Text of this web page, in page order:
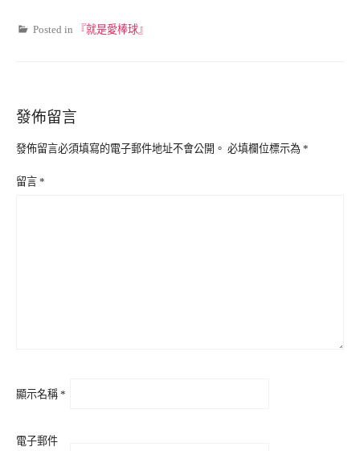
Posted in 『就是愛棒球』
發佈留言
發佈留言必須填寫的電子郵件地址不會公開。 必填欄位標示為 *
留言 *
顯示名稱 *
電子郵件